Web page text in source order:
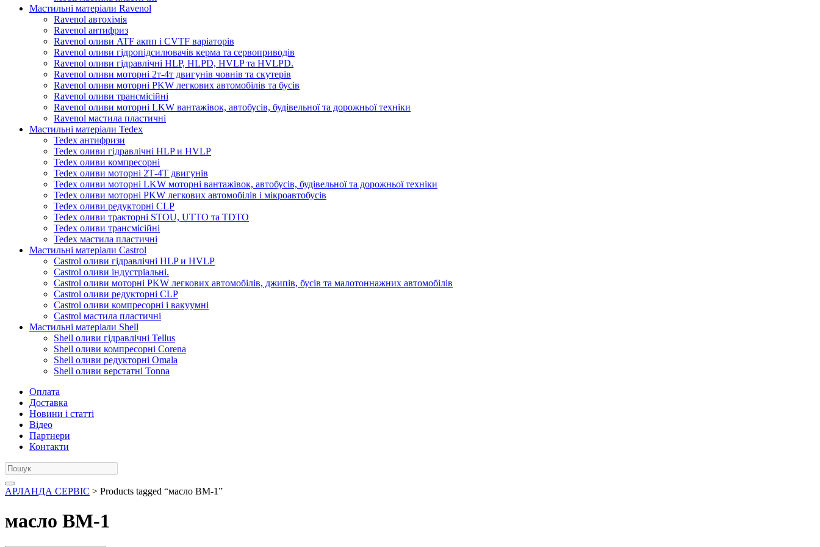
Мастильні матеріали Ravenol
Ravenol автохімія
Ravenol антифриз
Ravenol оливи ATF акпп і CVTF варіаторів
Ravenol оливи гідропідсилювачів керма та сервоприводів
Ravenol оливи гідравлічні HLP, HLPD, HVLP та HVLPD.
Ravenol оливи моторні 2т-4т двигунів човнів та скутерів
Ravenol оливи моторні PKW легкових автомобілів та бусів
Ravenol оливи трансмісійні
Ravenol оливи моторні LKW вантажівок, автобусів, будівельної та дорожньої техніки
Ravenol мастила пластичні
Мастильні матеріали Tedex
Tedex антифризи
Tedex оливи гідравлічні HLP и HVLP
Tedex оливи компресорні
Tedex оливи моторні 2Т-4Т двигунів
Tedex оливи моторні LKW моторні вантажівок, автобусів, будівельної та дорожньої техніки
Tedex оливи моторні PKW легкових автомобілів і мікроавтобусів
Tedex оливи редукторні CLP
Tedex оливи тракторні STOU, UTTO та TDTO
Tedex оливи трансмісійні
Tedex мастила пластичні
Мастильні матеріали Castrol
Castrol оливи гідравлічні HLP и HVLP
Castrol оливи індустріальні.
Castrol оливи моторні PKW легкових автомобілів, джипів, бусів та малотоннажних автомобілів
Castrol оливи редукторні CLP
Castrol оливи компресорні і вакуумні
Castrol мастила пластичні
Мастильні матеріали Shell
Shell оливи гідравлічні Tellus
Shell оливи компресорні Corena
Shell оливи редукторні Omala
Shell оливи верстатні Tonna
Оплата
Доставка
Новини і статті
Відео
Партнери
Контакти
АРЛАНДА СЕРВІС > Products tagged “масло ВМ-1”
масло ВМ-1